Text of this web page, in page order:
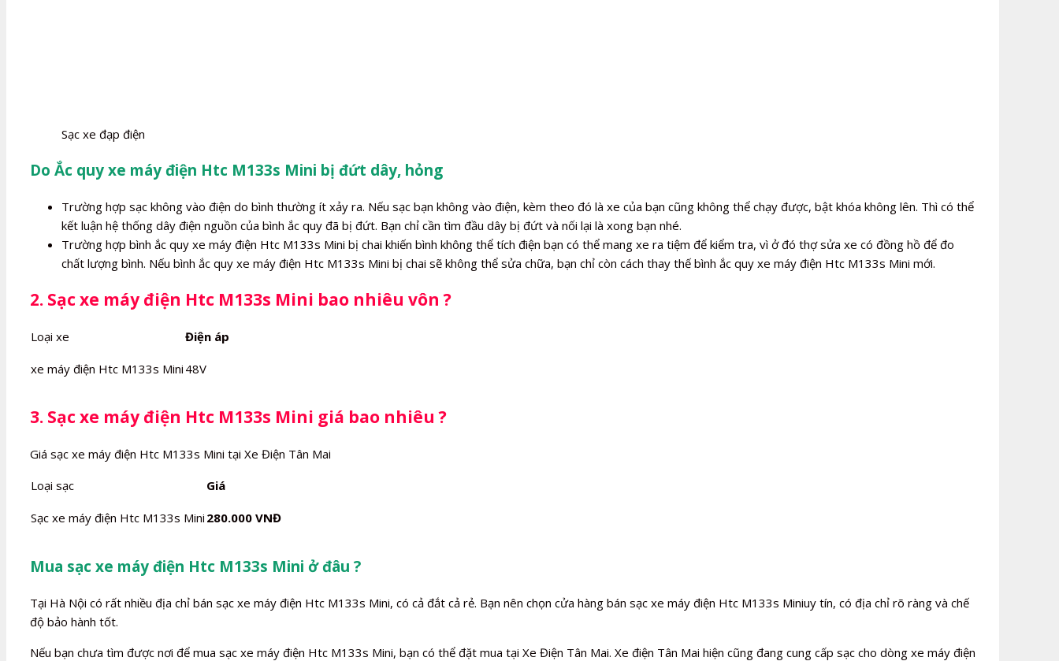
Sạc xe đạp điện
Do Ắc quy xe máy điện Htc M133s Mini bị đứt dây, hỏng
Trường hợp sạc không vào điện do bình thường ít xảy ra. Nếu sạc bạn không vào điện, kèm theo đó là xe của bạn cũng không thể chạy được, bật khóa không lên. Thì có thể
kết luận hệ thống dây điện nguồn của bình ắc quy đã bị đứt. Bạn chỉ cần tìm đầu dây bị đứt và nối lại là xong bạn nhé.
Trường hợp bình ắc quy xe máy điện Htc M133s Mini bị chai khiến bình không thể tích điện bạn có thể mang xe ra tiệm để kiểm tra, vì ở đó thợ sửa xe có đồng hồ để đo
chất lượng bình. Nếu bình ắc quy xe máy điện Htc M133s Mini bị chai sẽ không thể sửa chữa, bạn chỉ còn cách thay thế bình ắc quy xe máy điện Htc M133s Mini mới.
2. Sạc xe máy điện Htc M133s Mini bao nhiêu vôn ?
Loại xe Điện áp
xe máy điện Htc M133s Mini 48V
3. Sạc xe máy điện Htc M133s Mini giá bao nhiêu ?
Giá sạc xe máy điện Htc M133s Mini tại Xe Điện Tân Mai
Loại sạc
Giá
Sạc xe máy điện Htc M133s Mini 280.000 VNĐ
Mua sạc xe máy điện Htc M133s Mini ở đâu ?
Tại Hà Nội có rất nhiều địa chỉ bán sạc xe máy điện Htc M133s Mini, có cả đắt cả rẻ. Bạn nên chọn cửa hàng bán sạc xe máy điện Htc M133s Miniuy tín, có địa chỉ rõ ràng và chế
độ bảo hành tốt.
Nếu bạn chưa tìm được nơi để mua sạc xe máy điện Htc M133s Mini, bạn có thể đặt mua tại Xe Điện Tân Mai. Xe điện Tân Mai hiện cũng đang cung cấp sạc cho dòng xe máy điện